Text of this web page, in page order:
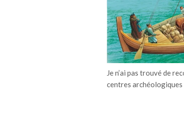
Je n’ai pas trouvé de
centres